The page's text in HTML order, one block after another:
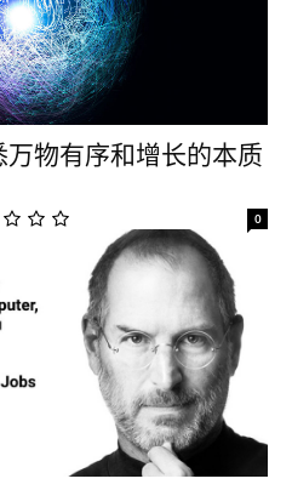
物有序和增长的本质
0